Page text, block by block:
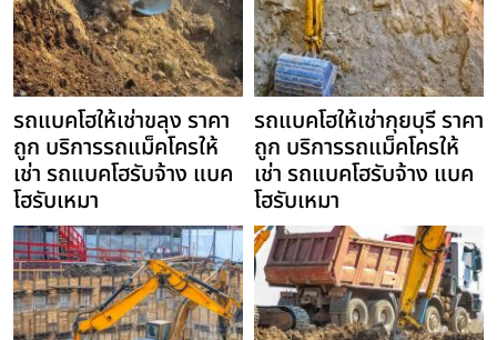
รถแบคโฮให้เช่าขลุง ราคา
ถูก บริการรถแม็คโครให้
เช่า รถแบคโฮรับจ้าง แบค
โฮรับเหมา
รถแบคโฮให้เช่ากุยบุรี ราคา
ถูก บริการรถแม็คโครให้
เช่า รถแบคโฮรับจ้าง แบค
โฮรับเหมา